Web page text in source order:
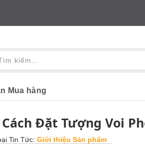
Mua hàng
Đặt Tượng Voi
Tin Tức: Giới thiệu Sản phẩm